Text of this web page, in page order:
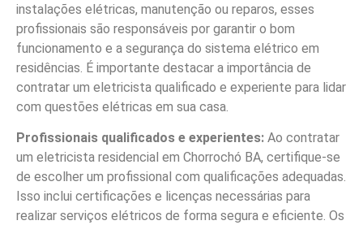
instalações elétricas, manutenção ou reparos, esses
profissionais são responsáveis por garantir o bom
funcionamento e a segurança do sistema elétrico em
residências. É importante destacar a importância de
contratar um eletricista qualificado e experiente para lidar
com questões elétricas em sua casa.
Profissionais qualificados e experientes: Ao contratar
um eletricista residencial em Chorrochó BA, certifique-se
de escolher um profissional com qualificações adequadas.
Isso inclui certificações e licenças necessárias para
realizar serviços elétricos de forma segura e eficiente. Os